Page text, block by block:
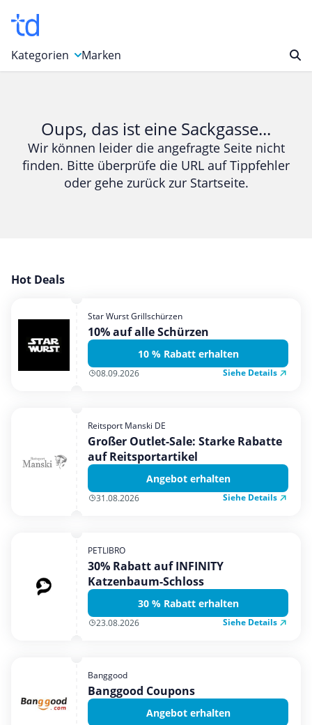
Kategorien
Bücher & Magazine
Computer & Elektronik
Entertainment & Media
Garten, Haushalt & Tiere
Mobilfunk & Internet
Mode & Accessoires
Shopping
Urlaub & Reise
Marken
Oups, das ist eine Sackgasse...
Wir können leider die angefragte Seite nicht
finden. Bitte überprüfe die URL auf Tippfehler
oder gehe zurück zur Startseite.
Hot Deals
Star Wurst Grillschürzen
10% auf alle Schürzen
10 % Rabatt erhalten
08.09.2026 Siehe Details
Reitsport Manski DE
Großer Outlet-Sale: Starke Rabatte
auf Reitsportartikel
Angebot erhalten
31.08.2026 Siehe Details
PETLIBRO
30% Rabatt auf INFINITY
Katzenbaum-Schloss
30 % Rabatt erhalten
23.08.2026 Siehe Details
Banggood
Banggood Coupons
Angebot erhalten